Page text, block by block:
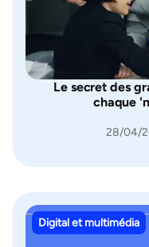
Le secret des
chaque
28/04/
Digital et multimédia